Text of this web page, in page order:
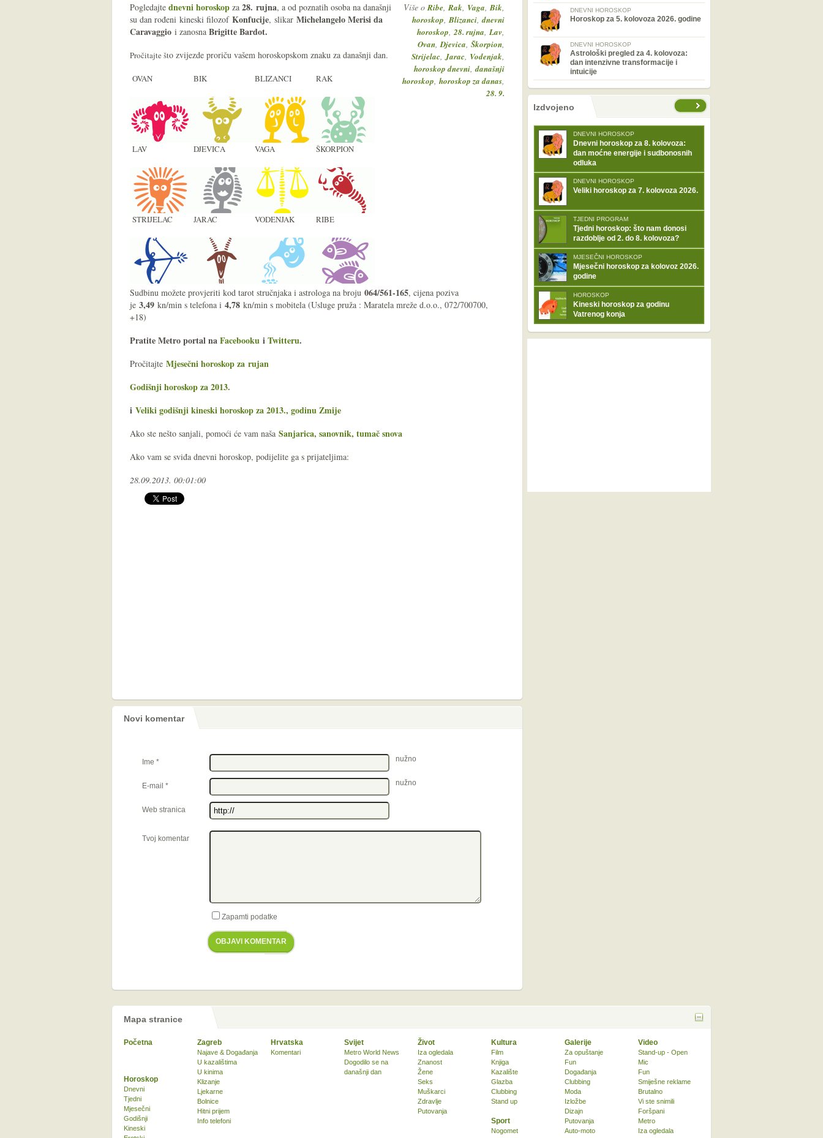
Više oRibe,Rak, Vaga,Bik,
horoskop,Blizanci,dnevni
horoskop,28. rujna,Lav,
Ovan,Djevica, Škorpion,
Strijelac,Jarac, Vodenjak,
horoskop dnevni,današnji
horoskop, horoskop za danas,
28. 9.
Pogledajte dnevni horoskop za 28. rujna, a od poznatih osoba na današnji
su dan rođeni kineski filozof Konfucije, slikar Michelangelo Merisi da
Caravaggio i zanosna Brigitte Bardot.
Pročitajte što zvijezde proriču vašem horoskopskom znaku za današnji dan.
OVAN BIK BLIZANCI RAK
LAV DJEVICA VAGA ŠKORPION
STRIJELAC JARAC VODENJAK RIBE
Sudbinu možete provjeriti kod tarot stručnjaka i astrologa na broju 064/561-165, cijena poziva
je 3,49 kn/min s telefona i 4,78 kn/min s mobitela (Usluge pruža : Maratela mreže d.o.o., 072/700700,
+18)
Pratite Metro portal naFacebooku iTwitteru.
Pročitajte Mjesečni horoskop za rujan
Godišnji horoskop za 2013.
i Veliki godišnji kineski horoskop za 2013., godinu Zmije
Ako ste nešto sanjali, pomoći će vam naša Sanjarica, sanovnik, tumač snova
Ako vam se sviđa dnevni horoskop, podijelite ga s prijateljima:
28.09.2013. 00:01:00
Novi komentar
Ime * nužno
E-mail * nužno
Web stranica
Tvoj komentar
Zapamti podatke
OBJAVI KOMENTAR
DNEVNI HOROSKOP
Horoskop za 5. kolovoza 2026. godine
DNEVNI HOROSKOP
Astrološki pregled za 4. kolovoza:
dan intenzivne transformacije i
intuicije
nema prethodne stranice
sljedećeIzdvojeno
DNEVNI HOROSKOP
Dnevni horoskop za 8. kolovoza:
dan moćne energije i sudbonosnih
odluka
DNEVNI HOROSKOP
Veliki horoskop za 7. kolovoza 2026.
TJEDNI PROGRAM
Tjedni horoskop: što nam donosi
razdoblje od 2. do 8. kolovoza?
MJESEČNI HOROSKOP
Mjesečni horoskop za kolovoz 2026.
godine
HOROSKOP
Kineski horoskop za godinu
Vatrenog konja
Mapa stranice
Početna Zagreb
Najave & Događanja
U kazalištima
U kinima
Klizanje
Ljekarne
Bolnice
Hitni prijem
Info telefoni
Hrvatska
Komentari
Svijet
Metro World News
Dogodilo se na
današnji dan
Život
Iza ogledala
Znanost
Žene
Seks
Muškarci
Zdravlje
Putovanja
Kultura
Film
Knjiga
Kazalište
Glazba
Clubbing
Stand up
Sport
Nogomet
Horoskop
Dnevni
Tjedni
Mjesečni
Godišnji
Kineski
Galerije
Za opuštanje
Fun
Događanja
Clubbing
Moda
Izložbe
Dizajn
Putovanja
Auto-moto
Video
Stand-up - Open
Mic
Fun
Smiješne reklame
Brutalno
Vi ste snimili
Foršpani
Metro
Iza ogledala